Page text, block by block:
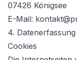
07426 Königsee
E-Mail:
4.
Cookies